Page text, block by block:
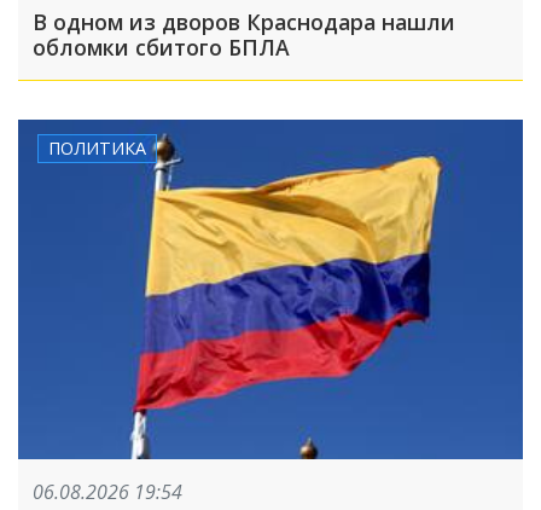
В одном из дворов Краснодара нашли
обломки сбитого БПЛА
ПОЛИТИКА
06.08.2026 19:54